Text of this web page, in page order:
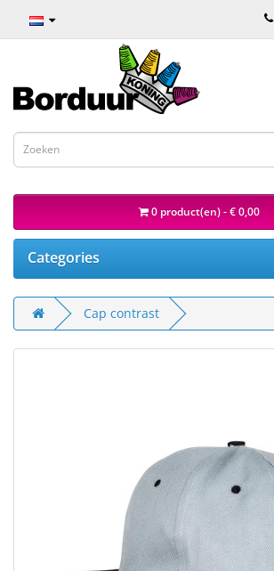
0 product(en) - € 0,00
Categories
Cap contrast